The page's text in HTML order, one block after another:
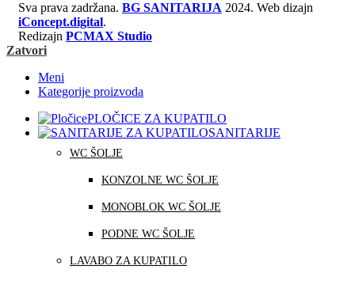
Sva prava zadržana. BG SANITARIJA 2024. Web dizajn
iConcept.digital.
Redizajn PCMAX Studio
Zatvori
Meni
Kategorije proizvoda
PLOČICE ZA KUPATILO
SANITARIJE
WC ŠOLJE
KONZOLNE WC ŠOLJE
MONOBLOK WC ŠOLJE
PODNE WC ŠOLJE
LAVABO ZA KUPATILO